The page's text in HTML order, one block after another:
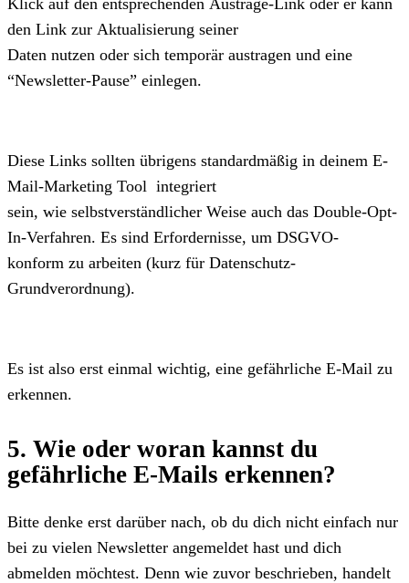
den Link zur Aktualisierung seiner
Daten nutzen oder sich temporär austragen und eine
“Newsletter-Pause” einlegen.
Diese Links sollten übrigens standardmäßig in deinem E-
Mail-Marketing Tool integriert
sein, wie selbstverständlicher Weise auch das Double-Opt-
In-Verfahren. Es sind Erfordernisse, um DSGVO-
konform zu arbeiten (kurz für Datenschutz-
Grundverordnung).
Es ist also erst einmal wichtig, eine gefährliche E-Mail zu
erkennen.
5. Wie oder woran kannst du
gefährliche E-Mails erkennen?
Bitte denke erst darüber nach, ob du dich nicht einfach nur
bei zu vielen Newsletter angemeldet hast und dich
abmelden möchtest. Denn wie zuvor beschrieben, handelt